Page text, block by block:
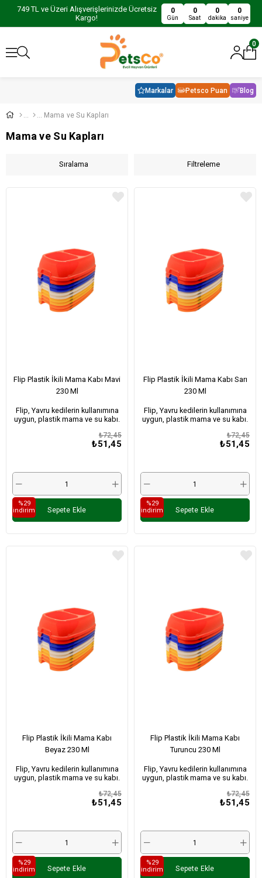
749 TL ve Üzeri Alışverişlerinizde Ücretsiz
Kargo!
0
Gün
0
Saat
0
dakika
0
saniye
0
Markalar Petsco Puan Blog
Mama ve Su Kapları
Mama ve Su Kapları
Filtreleme
Sıralama
Flip Plastik İkili Mama Kabı Mavi
230 Ml
Flip, Yavru kedilerin kullanımına
uygun, plastik mama ve su kabı.
₺51,45
₺72,45
Sepete Ekle
%29
i̇ndirim
Flip Plastik İkili Mama Kabı Sarı
230 Ml
Flip, Yavru kedilerin kullanımına
uygun, plastik mama ve su kabı.
₺51,45
₺72,45
Sepete Ekle
%29
i̇ndirim
Flip Plastik İkili Mama Kabı
Beyaz 230 Ml
Flip, Yavru kedilerin kullanımına
uygun, plastik mama ve su kabı.
₺51,45
₺72,45
Sepete Ekle
%29
i̇ndirim
Flip Plastik İkili Mama Kabı
Turuncu 230 Ml
Flip, Yavru kedilerin kullanımına
uygun, plastik mama ve su kabı.
₺51,45
₺72,45
Sepete Ekle
%29
i̇ndirim